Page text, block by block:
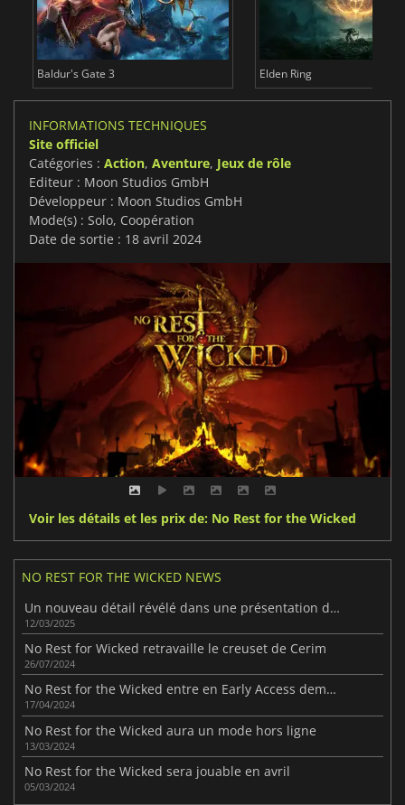
Baldur's Gate 3 Elden Ring
INFORMATIONS TECHNIQUES
Site officiel
Catégories : Action, Aventure, Jeux de rôle
Editeur : Moon Studios GmbH
Développeur : Moon Studios GmbH
Mode(s) : Solo, Coopération
Date de sortie : 18 avril 2024
Voir les détails et les prix de: No Rest for the Wicked
NO REST FOR THE WICKED NEWS
Un nouveau détail révélé dans une présentation de More No Rest for the Wicked.
12/03/2025
No Rest for Wicked retravaille le creuset de Cerim
26/07/2024
No Rest for the Wicked entre en Early Access demain
17/04/2024
No Rest for the Wicked aura un mode hors ligne
13/03/2024
No Rest for the Wicked sera jouable en avril
05/03/2024